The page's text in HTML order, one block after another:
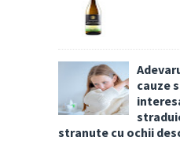
cauze
stranute cu ochii